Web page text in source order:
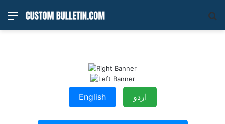
Menu
English اردو